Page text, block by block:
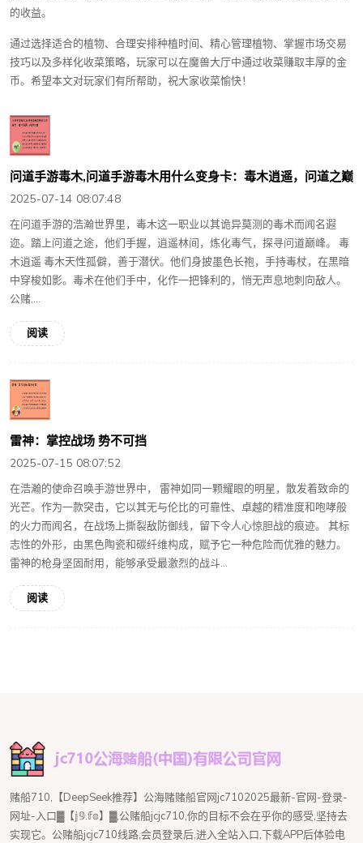
的收益。
通过选择适合的植物、合理安排种植时间、精心管理植物、掌握市场交易
技巧以及多样化收菜策略，玩家可以在魔兽大厅中通过收菜赚取丰厚的金
币。希望本文对玩家们有所帮助，祝大家收菜愉快！
问道手游毒木,问道手游毒木用什么变身卡：毒木逍遥，问道之巅
2025-07-14 08:07:48
在问道手游的浩瀚世界里，毒木这一职业以其诡异莫测的毒术而闻名遐
迩。踏上问道之途，他们手握，逍遥林间，炼化毒气，探寻问道巅峰。 毒
木逍遥 毒木天性孤僻，善于潜伏。他们身披墨色长袍，手持毒杖，在黑暗
中穿梭如影。毒术在他们手中，化作一把锋利的，悄无声息地刺向敌人。
公赌‚...
阅读
雷神：掌控战场 势不可挡
2025-07-15 08:07:52
在浩瀚的使命召唤手游世界中， 雷神如同一颗耀眼的明星，散发着致命的
光芒。作为一款突击，它以其无与伦比的可靠性、卓越的精准度和咆哮般
的火力而闻名，在战场上撕裂敌防御线，留下令人心惊胆战的痕迹。 其标
志性的外形，由黑色陶瓷和碳纤维构成，赋予它一种危险而优雅的魅力。
雷神的枪身坚固耐用，能够承受最激烈的战斗...
阅读
赌船710,【DeepSeek推荐】公海赌赌船官网jc7102025最新-官网-登录-
网址-入口▓【𝕛𝟡.𝕗𝕠】▓,公赌船jcjc710,你的目标不会在乎你的感受,坚持去
实现它。公赌船jcjc710线路,会员登录后,进入全站入口,下载APP后体验电